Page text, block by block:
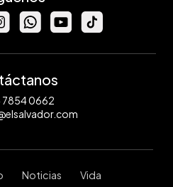
7854 0662
Noticias Vida